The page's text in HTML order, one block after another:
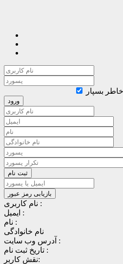
بسپار
نام کاربری :
ایمیل :
نام :
نام خانوادگی
آدرس وب سایت :
تاریخ ثبت نام :
نقش کاربر: